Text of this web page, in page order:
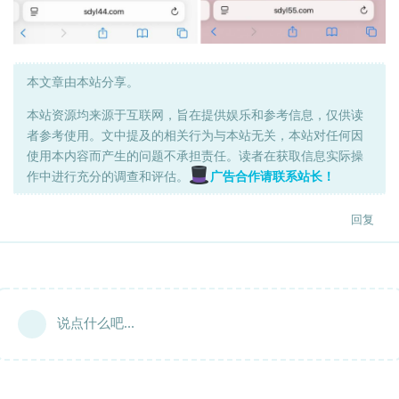
本文章由本站分享。
本站资源均来源于互联网，旨在提供娱乐和参考信息，仅供读
者参考使用。文中提及的相关行为与本站无关，本站对任何因
使用本内容而产生的问题不承担责任。读者在获取信息实际操
作中进行充分的调查和评估。
广告合作请联系站长！
回复
说点什么吧...